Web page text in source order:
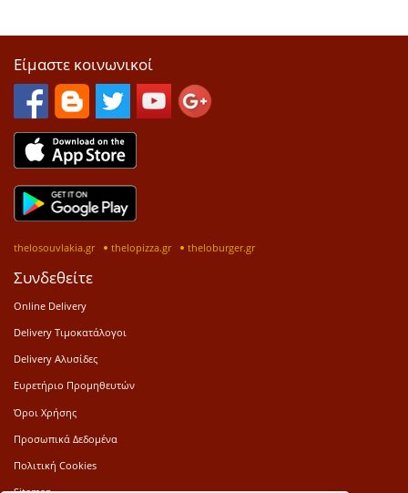
Είμαστε κοινωνικοί
thelosouvlakia.gr thelopizza.gr theloburger.gr
Συνδεθείτε
Online Delivery
Delivery Τιμοκατάλογοι
Delivery Αλυσίδες
Ευρετήριο Προμηθευτών
Όροι Χρήσης
Προσωπικά Δεδομένα
Πολιτική Cookies